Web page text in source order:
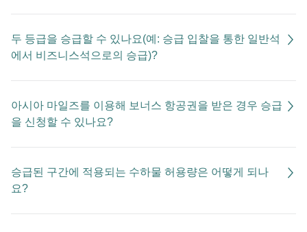
두 등급을 승급할 수 있나요(예: 승급 입찰을 통한 일반석
에서 비즈니스석으로의 승급)?
아시아 마일즈를 이용해 보너스 항공권을 받은 경우 승급
을 신청할 수 있나요?
승급된 구간에 적용되는 수하물 허용량은 어떻게 되나
요?